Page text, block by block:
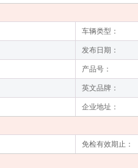
车辆类型：
发布日期：
产品号：
英文品牌：
企业地址：
免检有效期止：